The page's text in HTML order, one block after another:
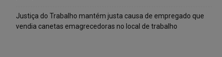
Justiça do Trabalho mantém justa causa de empregado que
vendia canetas emagrecedoras no local de trabalho